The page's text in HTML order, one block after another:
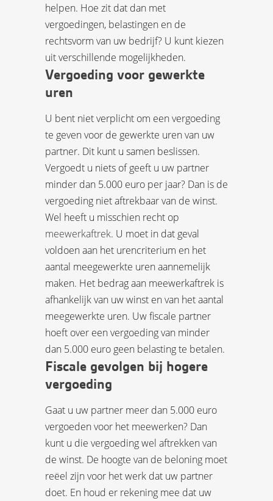
helpen. Hoe zit dat dan met
vergoedingen, belastingen en de
rechtsvorm van uw bedrijf? U kunt kiezen
uit verschillende mogelijkheden.
Vergoeding voor gewerkte
uren
U bent niet verplicht om een vergoeding
te geven voor de gewerkte uren van uw
partner. Dit kunt u samen beslissen.
Vergoedt u niets of geeft u uw partner
minder dan 5.000 euro per jaar? Dan is de
vergoeding niet aftrekbaar van de winst.
Wel heeft u misschien recht op
meewerkaftrek. U moet in dat geval
voldoen aan het urencriterium en het
aantal meegewerkte uren aannemelijk
maken. Het bedrag aan meewerkaftrek is
afhankelijk van uw winst en van het aantal
meegewerkte uren. Uw fiscale partner
hoeft over een vergoeding van minder
dan 5.000 euro geen belasting te betalen.
Fiscale gevolgen bij hogere
vergoeding
Gaat u uw partner meer dan 5.000 euro
vergoeden voor het meewerken? Dan
kunt u die vergoeding wel aftrekken van
de winst. De hoogte van de beloning moet
reëel zijn voor het werk dat uw partner
doet. En houd er rekening mee dat uw